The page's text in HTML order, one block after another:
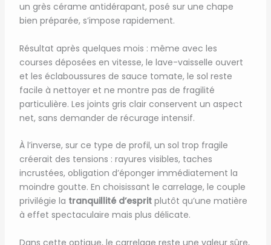
un grès cérame antidérapant, posé sur une chape
bien préparée, s’impose rapidement.
Résultat après quelques mois : même avec les
courses déposées en vitesse, le lave-vaisselle ouvert
et les éclaboussures de sauce tomate, le sol reste
facile à nettoyer et ne montre pas de fragilité
particulière. Les joints gris clair conservent un aspect
net, sans demander de récurage intensif.
À l’inverse, sur ce type de profil, un sol trop fragile
créerait des tensions : rayures visibles, taches
incrustées, obligation d’éponger immédiatement la
moindre goutte. En choisissant le carrelage, le couple
privilégie la tranquillité d’espritplutôt qu’une matière
à effet spectaculaire mais plus délicate.
Dans cette optique, le carrelage reste une valeur sûre,